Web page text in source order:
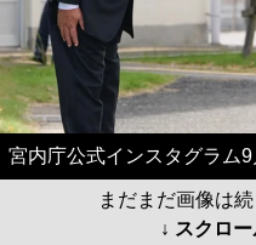
宮内庁公式インスタグラム
まだまだ画像は
↓ スクロ